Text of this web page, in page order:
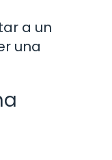
a un
una